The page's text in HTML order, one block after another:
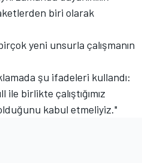
biri olarak
yeni unsurla çalışmanın
şu ifadeleri kullandı:
birlikte çalıştığımız
kabul etmeliyiz."